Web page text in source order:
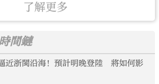
了解更多
間鏈
逼近浙閩沿海！預計明晚登陸 將如何影